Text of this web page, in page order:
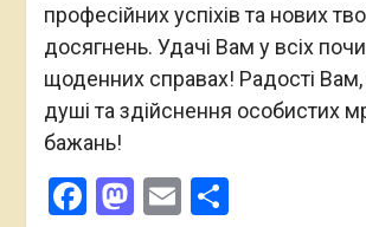
професійних успіхів та нових
досягнень. Удачі Вам у всіх
щоденних справах! Радості
душі та здійснення особистих
бажань!
Facebook
Mastodon
Email